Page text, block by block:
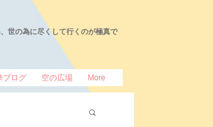
世の為に尽くして行くのが極真で
ブログ 空の広場 More